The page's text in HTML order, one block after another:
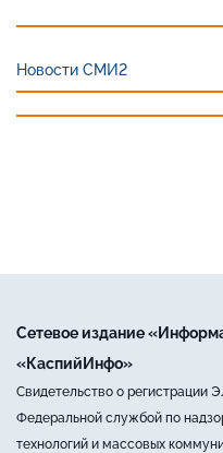
Новости СМИ2
Сетевое издание
«КаспийИнфо»
Свидетельство о регистрации
Федеральной службой по
технологий и массовых